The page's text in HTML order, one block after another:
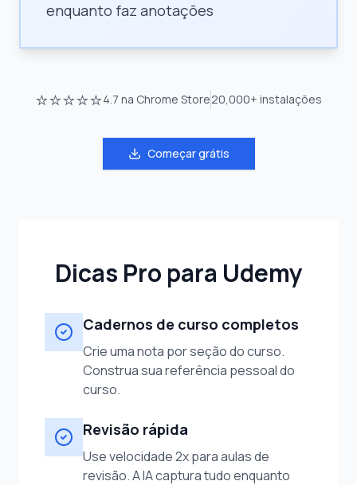
enquanto faz anotações
⭐⭐⭐⭐⭐4.7 na Chrome Store20,000+ instalações
Começar grátis
Dicas Pro para Udemy
Cadernos de curso completos
Crie uma nota por seção do curso.
Construa sua referência pessoal do
curso.
Revisão rápida
Use velocidade 2x para aulas de
revisão. A IA captura tudo enquanto